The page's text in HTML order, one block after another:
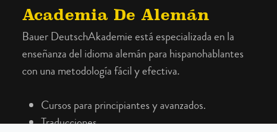
Academia De Alemán
Bauer DeutschAkademie está especializada en la
enseñanza del idioma alemán para hispanohablantes
con una metodología fácil y efectiva.
Cursos para principiantes y avanzados.
Traducciones.